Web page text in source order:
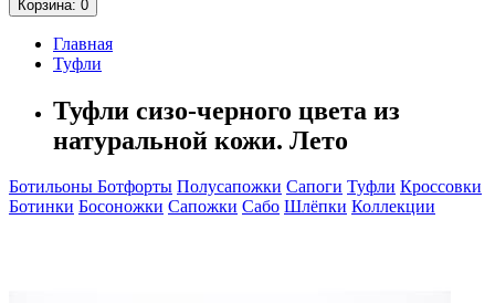
Корзина: 0
Главная
Туфли
Туфли сизо-черного цвета из
натуральной кожи. Лето
Ботильоны Ботфорты Полусапожки Сапоги Туфли Кроссовки
Ботинки Босоножки Сапожки Сабо Шлёпки Коллекции